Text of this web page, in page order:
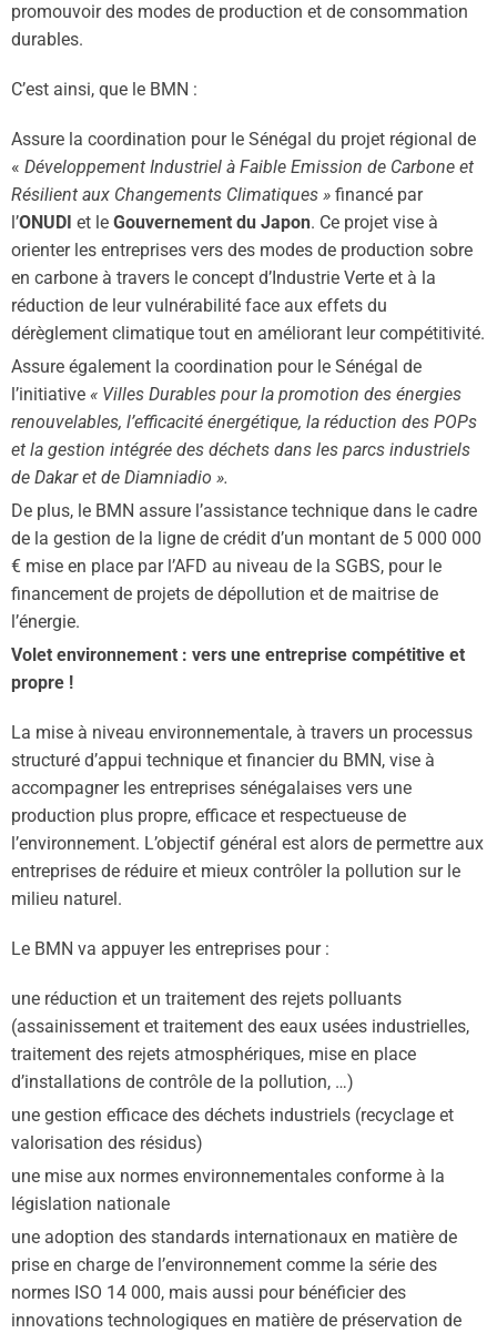
promouvoir des modes de production et de consommation
durables.
C’est ainsi, que le BMN :
Assure la coordination pour le Sénégal du projet régional de
« Développement Industriel à Faible Emission de Carbone et
Résilient aux Changements Climatiques » financé par
l’ONUDI et le Gouvernement du Japon. Ce projet vise à
orienter les entreprises vers des modes de production sobre
en carbone à travers le concept d’Industrie Verte et à la
réduction de leur vulnérabilité face aux effets du
dérèglement climatique tout en améliorant leur compétitivité.
Assure également la coordination pour le Sénégal de
l’initiative « Villes Durables pour la promotion des énergies
renouvelables, l’efficacité énergétique, la réduction des POPs
et la gestion intégrée des déchets dans les parcs industriels
de Dakar et de Diamniadio ».
De plus, le BMN assure l’assistance technique dans le cadre
de la gestion de la ligne de crédit d’un montant de 5 000 000
€ mise en place par l’AFD au niveau de la SGBS, pour le
financement de projets de dépollution et de maitrise de
l’énergie.
Volet environnement : vers une entreprise compétitive et
propre !
La mise à niveau environnementale, à travers un processus
structuré d’appui technique et financier du BMN, vise à
accompagner les entreprises sénégalaises vers une
production plus propre, efficace et respectueuse de
l’environnement. L’objectif général est alors de permettre aux
entreprises de réduire et mieux contrôler la pollution sur le
milieu naturel.
Le BMN va appuyer les entreprises pour :
une réduction et un traitement des rejets polluants
(assainissement et traitement des eaux usées industrielles,
traitement des rejets atmosphériques, mise en place
d’installations de contrôle de la pollution, …)
une gestion efficace des déchets industriels (recyclage et
valorisation des résidus)
une mise aux normes environnementales conforme à la
législation nationale
une adoption des standards internationaux en matière de
prise en charge de l’environnement comme la série des
normes ISO 14 000, mais aussi pour bénéficier des
innovations technologiques en matière de préservation de